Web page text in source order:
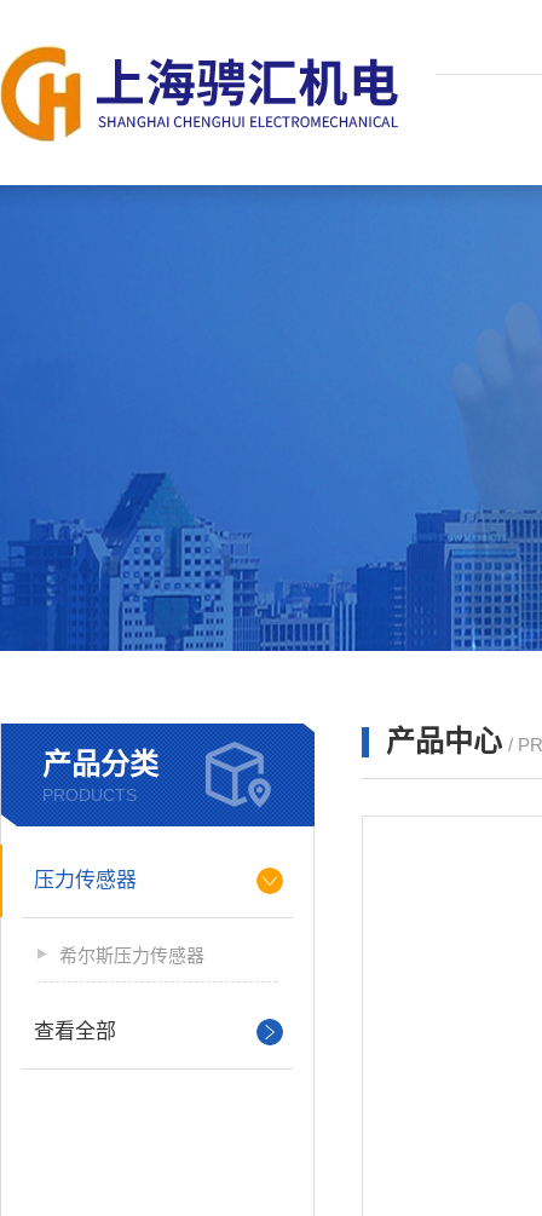
产品分类
PRODUCTS
压力传感器
希尔斯压力传感器
查看全部
产品中心 /